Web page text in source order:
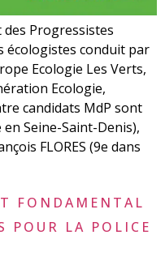
des Progressistes
écologistes conduit par
Ecologie Les Verts,
Ecologie,
candidats MdP sont
en Seine-Saint-Denis),
FLORES (9e dans
FONDAMENTAL
POUR LA POLICE